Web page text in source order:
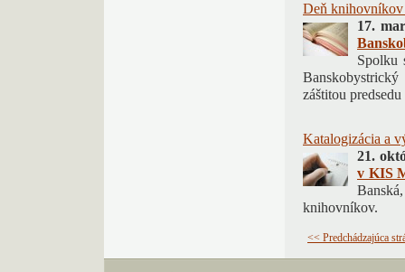
Deň
17.
Spolku
záštitou
Katalogizácia a
21.
v KIS
knihovníkov.
<< Predchádzajúca